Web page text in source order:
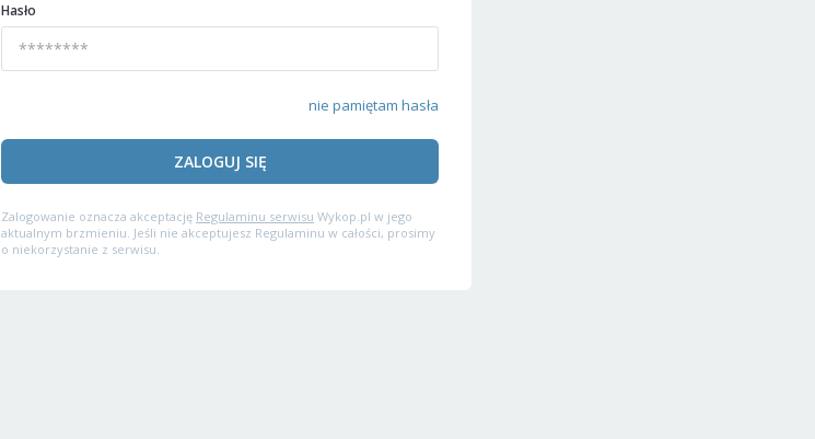
Hasło
nie pamiętam hasła
ZALOGUJ SIĘ
Zalogowanie oznacza akceptację Regulaminu serwisu Wykop.pl w jego
aktualnym brzmieniu. Jeśli nie akceptujesz Regulaminu w całości, prosimy
o niekorzystanie z serwisu.